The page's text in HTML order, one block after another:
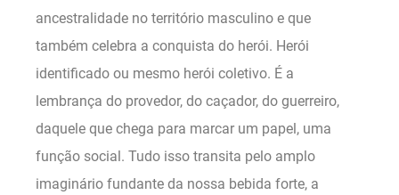
ancestralidade no território masculino e que
também celebra a conquista do herói. Herói
identificado ou mesmo herói coletivo. É a
lembrança do provedor, do caçador, do guerreiro,
daquele que chega para marcar um papel, uma
função social. Tudo isso transita pelo amplo
imaginário fundante da nossa bebida forte, a